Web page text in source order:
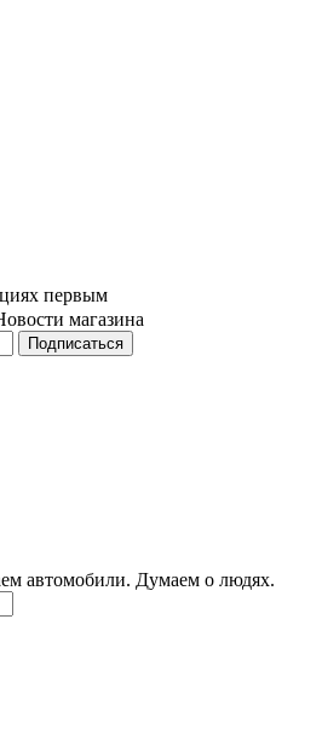
первым
магазина
автомобили. Думаем о людях.